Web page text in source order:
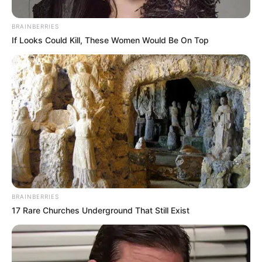
Cortesía
Asaltaron a ex jugador del DIM
Por:Diego Alejandro Escobar Calle
BRAINBERRIES
If Looks Could Kill, These Women Would Be On Top
BRAINBERRIES
17 Rare Churches Underground That Still Exist